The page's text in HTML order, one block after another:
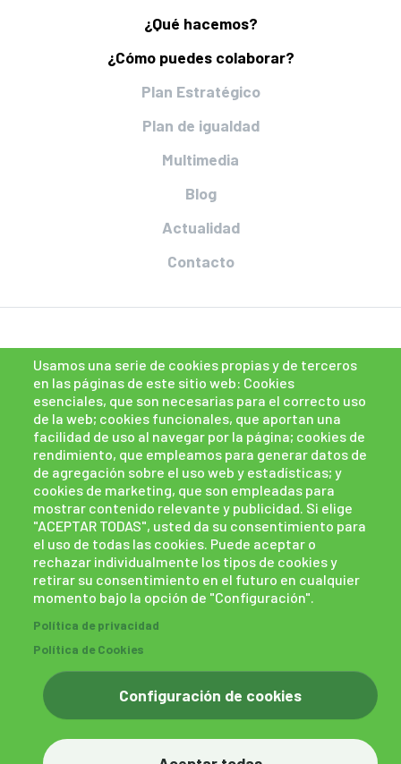
Usamos una serie de cookies propias y de terceros
en las páginas de este sitio web: Cookies
esenciales, que son necesarias para el correcto uso
de la web; cookies funcionales, que aportan una
facilidad de uso al navegar por la página; cookies de
rendimiento, que empleamos para generar datos de
de agregación sobre el uso web y estadísticas; y
cookies de marketing, que son empleadas para
mostrar contenido relevante y publicidad. Si elige
"ACEPTAR TODAS", usted da su consentimiento para
el uso de todas las cookies. Puede aceptar o
rechazar individualmente los tipos de cookies y
retirar su consentimiento en el futuro en cualquier
momento bajo la opción de "Configuración".
Política de privacidad
Política de Cookies
Configuración de cookies
¿Qué hacemos?
¿Cómo puedes colaborar?
Plan Estratégico
Plan de igualdad
Multimedia
Blog
Actualidad
Contacto
Política de cookies
Políticas de privacidad
Canal de denuncias